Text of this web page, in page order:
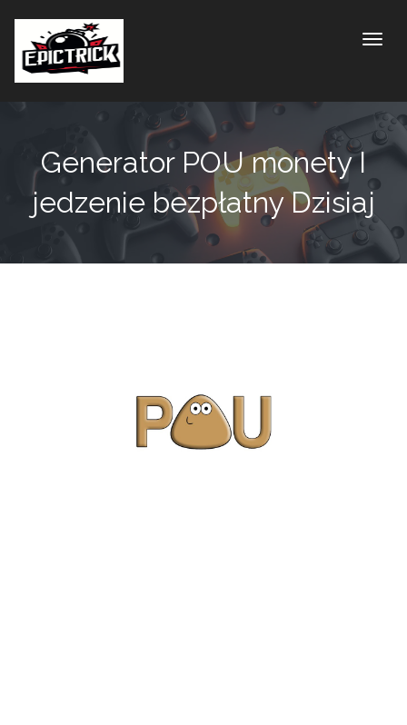
Generator POU monety I
jedzenie bezpłatny Dzisiaj